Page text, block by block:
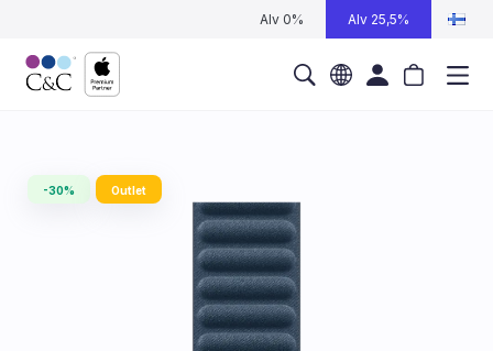
Alv 0% Alv 25,5%
-30% Outlet